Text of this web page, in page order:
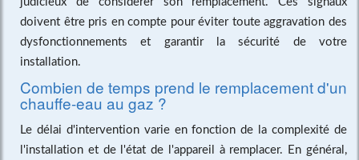
doivent être pris en compte pour éviter toute aggravation des
dysfonctionnements et garantir la sécurité de votre
installation.
Combien de temps prend le remplacement d'un
chauffe-eau au gaz ?
Le délai d'intervention varie en fonction de la complexité de
l'installation et de l'état de l'appareil à remplacer. En général,